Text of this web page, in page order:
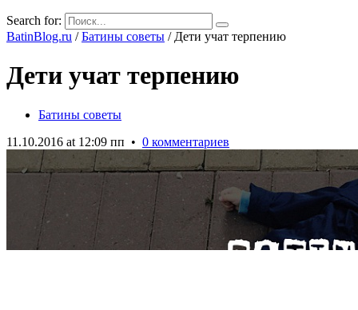
Search for:
BatinBlog.ru /Батины советы / Дети учат терпению
Дети учат терпению
Батины советы
11.10.2016 at 12:09 пп • 0 комментариев